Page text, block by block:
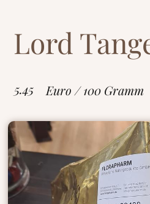
Lord
5.45 Euro / 100 Gramm